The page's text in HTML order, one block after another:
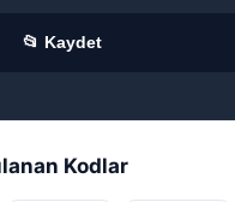
📂 Kaydet
Kodlar